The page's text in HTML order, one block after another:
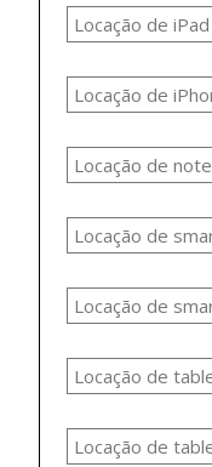
Locação de
Locação de
Locação de
Locação de
Locação de
Locação de
Locação de